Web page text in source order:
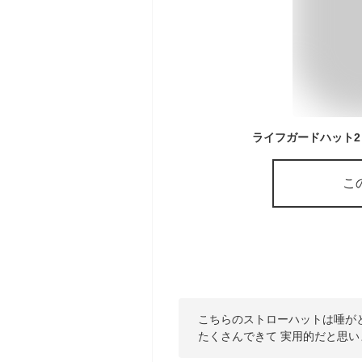
こ
こちらのストローハットは唾
たくさんできて 実用的だと思